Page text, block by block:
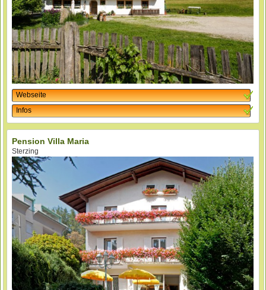
Webseite
Infos
Pension Villa Maria
Sterzing